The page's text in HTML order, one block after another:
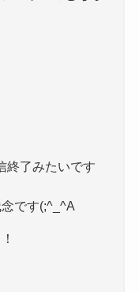
終了みたいです
です(;^_^A